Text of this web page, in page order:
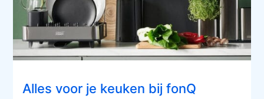
Alles voor je keuken bij fonQ